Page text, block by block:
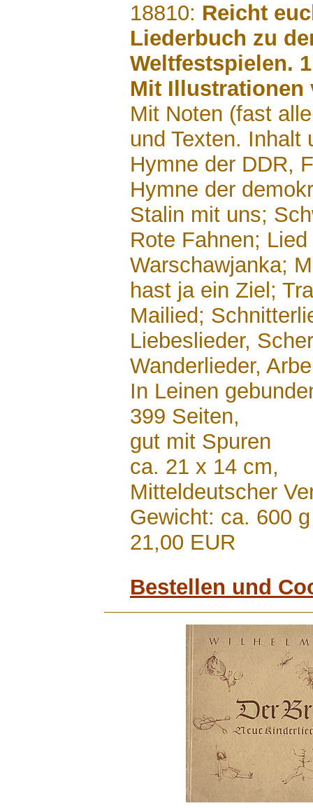
18810: Reicht
Liederbuch zu
Weltfestspielen.
Mit Illustrationen
Mit Noten (fast
und Texten. Inhalt
Hymne der DDR,
Hymne der
Stalin mit uns;
Rote Fahnen;
Warschawjanka;
hast ja ein Ziel;
Mailied;
Liebeslieder,
Wanderlieder,
In Leinen
399 Seiten,
gut mit Spuren
ca. 21 x 14 cm,
Mitteldeutscher
Gewicht: ca. 600 g
21,00 EUR
Bestellen und